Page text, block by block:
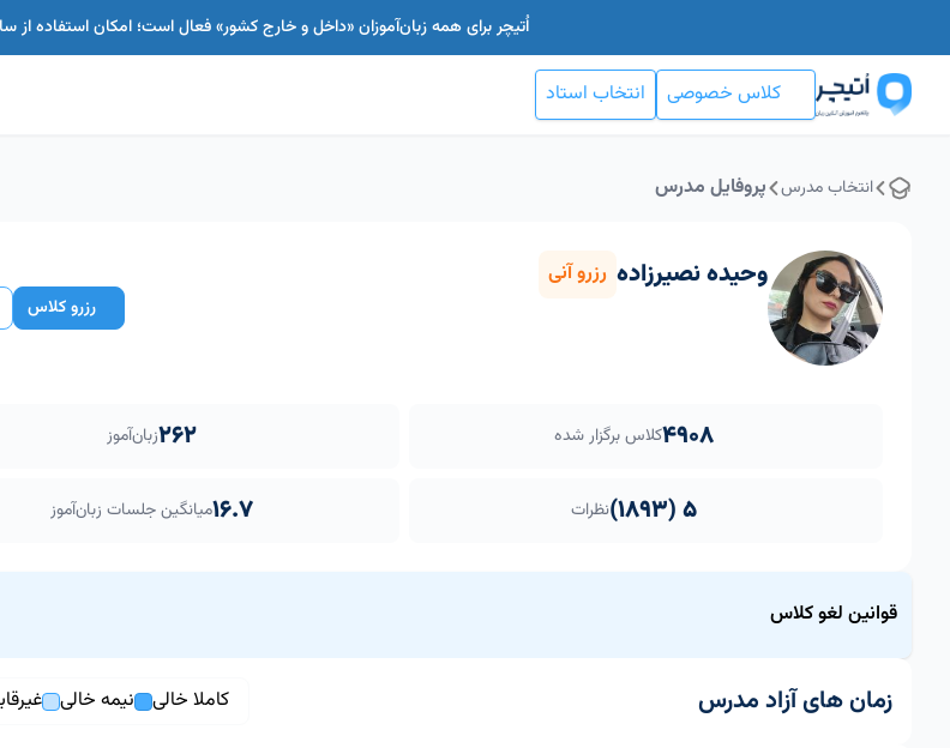
اُتیچر برای همه زبان‌آموزان «داخل و خارج کشور» فعال است؛ امکان استفاده
کلاس خصوصی انتخاب استاد
انتخاب مدرس پروفایل مدرس
وحیده نصیرزاده رزرو آنی
رزرو کلاس
4908کلاس برگزار شده 262زبان‌آموز
5 (1893) نظرات 16.7میانگین جلسات زبان‌آموز
قوانین لغو کلاس
قاعده لغو کلاس برای این مدرس منعطف است.
زمان های آزاد مدرس کاملا خالی نیمه خالی